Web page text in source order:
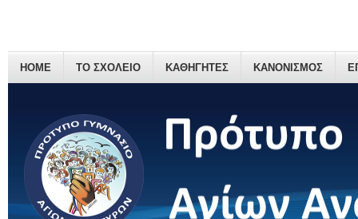
HOME ΤΟ ΣΧΟΛΕΙΟ ΚΑΘΗΓΗΤΕΣ ΚΑΝΟΝΙΣΜΟΣ